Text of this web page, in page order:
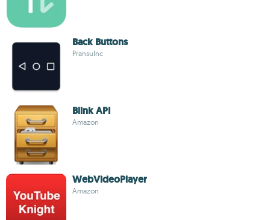
Back Buttons
PransuInc
Blink API
Amazon
WebVideoPlayer
Amazon